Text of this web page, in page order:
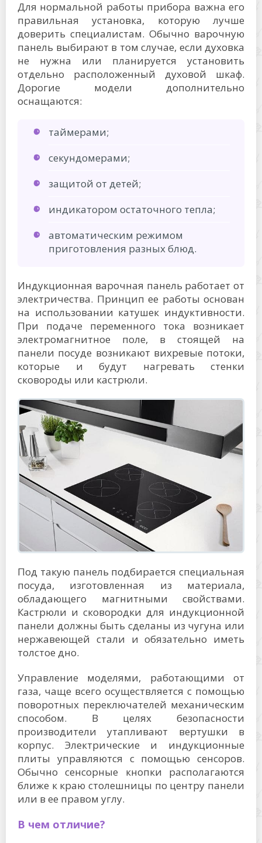
Для нормальной работы прибора важна его
правильная установка, которую лучше
доверить специалистам. Обычно варочную
панель выбирают в том случае, если духовка
не нужна или планируется установить
отдельно расположенный духовой шкаф.
Дорогие модели дополнительно
оснащаются:
таймерами;
секундомерами;
защитой от детей;
индикатором остаточного тепла;
автоматическим режимом
приготовления разных блюд.
Индукционная варочная панель работает от
электричества. Принцип ее работы основан
на использовании катушек индуктивности.
При подаче переменного тока возникает
электромагнитное поле, в стоящей на
панели посуде возникают вихревые потоки,
которые и будут нагревать стенки
сковороды или кастрюли.
Под такую панель подбирается специальная
посуда, изготовленная из материала,
обладающего магнитными свойствами.
Кастрюли и сковородки для индукционной
панели должны быть сделаны из чугуна или
нержавеющей стали и обязательно иметь
толстое дно.
Управление моделями, работающими от
газа, чаще всего осуществляется с помощью
поворотных переключателей механическим
способом. В целях безопасности
производители утапливают вертушки в
корпус. Электрические и индукционные
плиты управляются с помощью сенсоров.
Обычно сенсорные кнопки располагаются
ближе к краю столешницы по центру панели
или в ее правом углу.
В чем отличие?